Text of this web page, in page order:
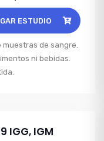
ESTUDIO
de sangre.
ni bebidas.
IGG, IGM